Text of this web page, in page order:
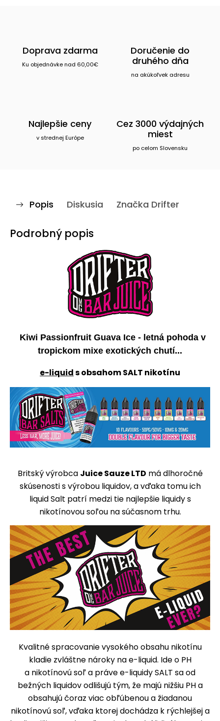
Doprava zdarma
Ku objednávke nad 60,00€
Doručenie do
druhého dňa
na akúkoľvek adresu
Najlepšie ceny
v strednej Európe
Cez 3000 výdajných
miest
po celom Slovensku
Popis Diskusia Značka Drifter
Podrobný popis
Kiwi Passionfruit Guava Ice - letná pohoda v
tropickom mixe exotických chutí...
e-liquids obsahom SALT nikotínu
Britský výrobca Juice Sauze LTD má dlhoročné
skúsenosti s výrobou liquidov, a vďaka tomu ich
liquid Salt patrí medzi tie najlepšie liquidy s
nikotínovou soľou na súčasnom trhu.
Kvalitné spracovanie vysokého obsahu nikotínu
kladie zvláštne nároky na e-liquid. Ide o PH
a nikotínovú soľ a práve e-liquidy SALT sa od
bežných liquidov odlišujú tým, že majú nižšiu PH a
obsahujú čoraz viac obľúbenou a žiadanou
nikotínovú soľ, vďaka ktorej dochádza k rýchlejšej a